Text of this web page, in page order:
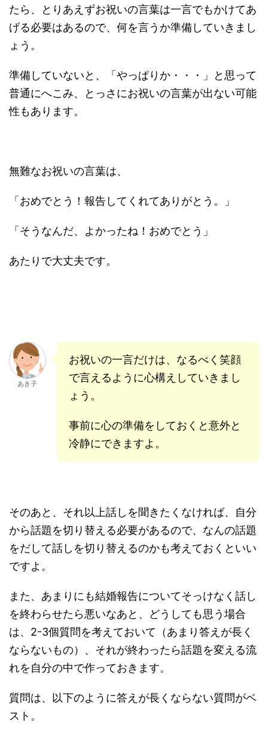
たら、とりあえずお祝いの言葉は一言でもかけてあ
げる必要はあるので、何を言うか準備していきまし
ょう。
準備していないと、「やっぱりか・・・」と思って
普通にへこみ、とっさにお祝いの言葉が出ない可能
性もあります。
無難なお祝いの言葉は、
「おめでとう！報告してくれてありがとう。」
「そうなんだ、よかったね！おめでとう」
あたりで大丈夫です。
あき子
お祝いの一言だけは、なるべく笑顔
で言えるように心構えしていきまし
ょう。
事前に心の準備をしておくと意外と
冷静にできますよ。
そのあと、それ以上話しを聞きたくなければ、自分
から話題を切り替える必要があるので、なんの話題
をだして話しを切り替えるのかも考えておくといい
ですよ。
また、あまりにも結婚報告についてそっけなく話し
を終わらせたら悪いなあと、どうしても思う場合
は、2-3個質問を考えておいて（あまり答えが長く
ならないもの）、それが終わったら話題を変える流
れを自分の中で作っておきます。
質問は、以下のように答えが長くならない質問がベ
スト。